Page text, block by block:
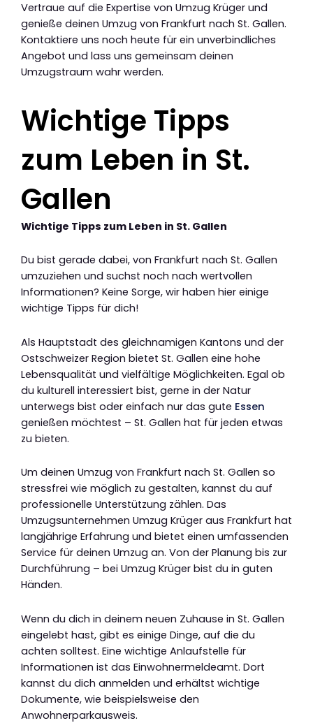
Vertraue auf die Expertise von Umzug Krüger und
genieße deinen Umzug von Frankfurt nach St. Gallen.
Kontaktiere uns noch heute für ein unverbindliches
Angebot und lass uns gemeinsam deinen
Umzugstraum wahr werden.
Wichtige Tipps
zum Leben in St.
Gallen
Wichtige Tipps zum Leben in St. Gallen
Du bist gerade dabei, von Frankfurt nach St. Gallen
umzuziehen und suchst noch nach wertvollen
Informationen? Keine Sorge, wir haben hier einige
wichtige Tipps für dich!
Als Hauptstadt des gleichnamigen Kantons und der
Ostschweizer Region bietet St. Gallen eine hohe
Lebensqualität und vielfältige Möglichkeiten. Egal ob
du kulturell interessiert bist, gerne in der Natur
unterwegs bist oder einfach nur das gute Essen
genießen möchtest – St. Gallen hat für jeden etwas
zu bieten.
Um deinen Umzug von Frankfurt nach St. Gallen so
stressfrei wie möglich zu gestalten, kannst du auf
professionelle Unterstützung zählen. Das
Umzugsunternehmen Umzug Krüger aus Frankfurt hat
langjährige Erfahrung und bietet einen umfassenden
Service für deinen Umzug an. Von der Planung bis zur
Durchführung – bei Umzug Krüger bist du in guten
Händen.
Wenn du dich in deinem neuen Zuhause in St. Gallen
eingelebt hast, gibt es einige Dinge, auf die du
achten solltest. Eine wichtige Anlaufstelle für
Informationen ist das Einwohnermeldeamt. Dort
kannst du dich anmelden und erhältst wichtige
Dokumente, wie beispielsweise den
Anwohnerparkausweis.